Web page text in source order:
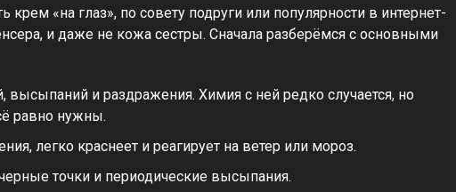
«на глаз», по совету подруги или популярности в интернет-
и даже не кожа сестры. Сначала разберёмся с основными
и раздражения. Химия с ней редко случается, но
равно нужны.
легко краснеет и реагирует на ветер или мороз.
точки и периодические высыпания.